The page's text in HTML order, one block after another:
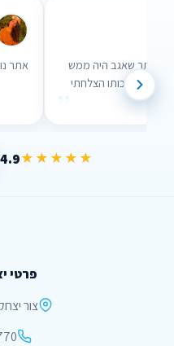
נוח
שבאמת אכפת להם!
★★★★★
4.9
פרטי
צור